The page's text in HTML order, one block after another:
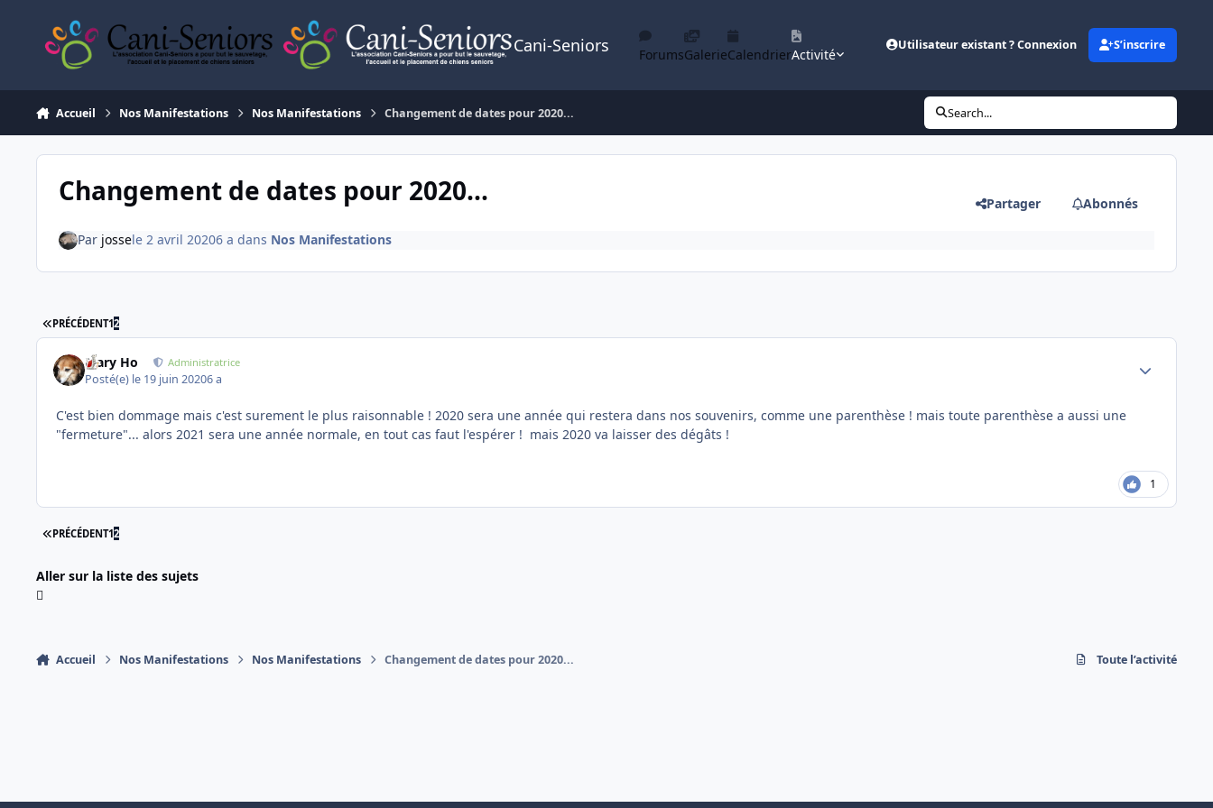
Cani-Seniors ForumsGalerieCalendrierActivité
Utilisateur existant ? Connexion S’inscrire
Accueil Nos Manifestations Nos Manifestations Changement de dates pour 2020... Search...
Changement de dates pour 2020... Partager Abonnés
Par jossele 2 avril 20206 a dans Nos Manifestations
PREMIÈRE PAGE
PRÉCÉDENT12
Mary Ho Administratrice
Posté(e) le 19 juin 20206 a
C'est bien dommage mais c'est surement le plus raisonnable ! 2020 sera une année qui restera dans nos souvenirs, comme une parenthèse ! mais toute parenthèse a aussi une
"fermeture"... alors 2021 sera une année normale, en tout cas faut l'espérer ! mais 2020 va laisser des dégâts !
1
PREMIÈRE PAGE
PRÉCÉDENT12
Aller sur la liste des sujets
Accueil Nos Manifestations Nos Manifestations Changement de dates pour 2020... Toute l’activité